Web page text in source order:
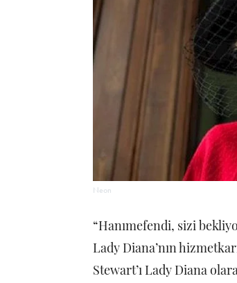
Neon
“Hanımefendi, sizi
Lady Diana’nın
Stewart’ı Lady Diana